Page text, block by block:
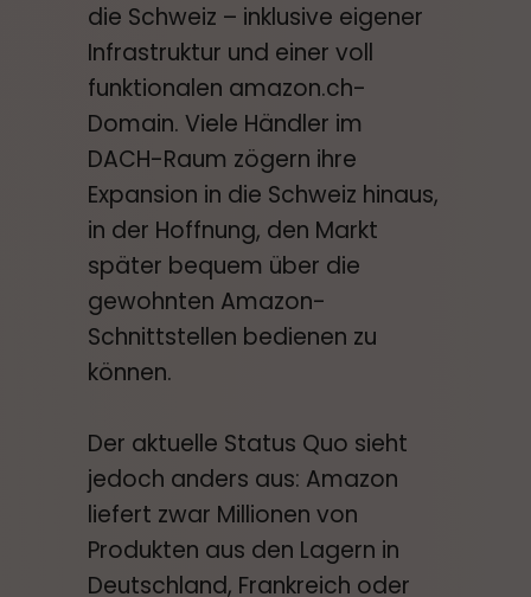
die Schweiz – inklusive eigener
Infrastruktur und einer voll
funktionalen amazon.ch-
Domain. Viele Händler im
DACH-Raum zögern ihre
Expansion in die Schweiz hinaus,
in der Hoffnung, den Markt
später bequem über die
gewohnten Amazon-
Schnittstellen bedienen zu
können.
Der aktuelle Status Quo sieht
jedoch anders aus: Amazon
liefert zwar Millionen von
Produkten aus den Lagern in
Deutschland, Frankreich oder